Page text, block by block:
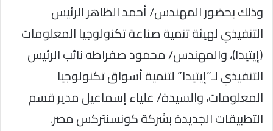
وذلك بحضور المهندس/ أحمد الظاهر الرئيس
التنفيذي لهيئة تنمية صناعة تكنولوجيا المعلومات
(إيتيدا)، والمهندس/ محمود صفراطه نائب الرئيس
التنفيذي لـ”إيتيدا” لتنمية أسواق تكنولوجيا
المعلومات، والسيدة/ علياء إسماعيل مدير قسم
التطبيقات الجديدة بشركة كونسنتركس مصر.